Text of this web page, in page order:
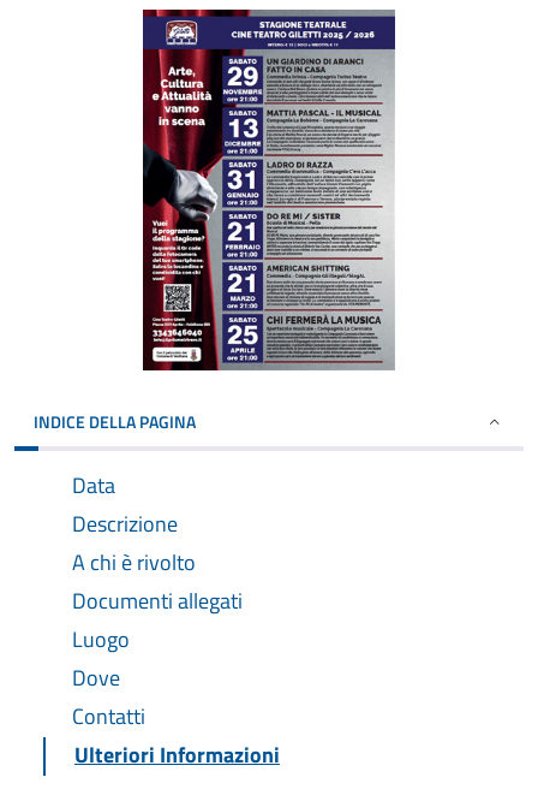
INDICE DELLA PAGINA
Data
Descrizione
A chi è rivolto
Documenti allegati
Luogo
Dove
Contatti
Ulteriori Informazioni